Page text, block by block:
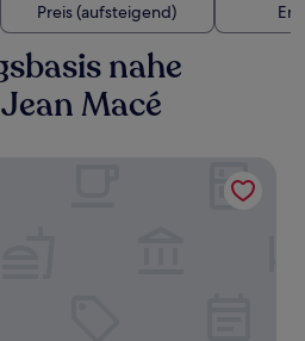
Preis (aufsteigend)
nahe
Macé